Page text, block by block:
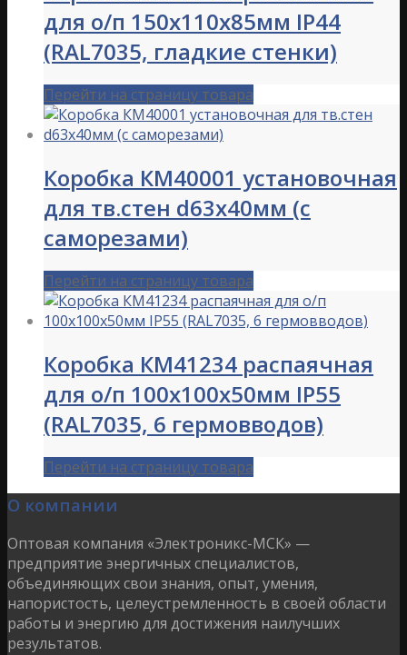
для о/п 150х110х85мм IP44
(RAL7035, гладкие стенки)
Перейти на страницу товара
Коробка КМ40001 установочная
для тв.стен d63x40мм (с
саморезами)
Перейти на страницу товара
Коробка КМ41234 распаячная
для о/п 100х100х50мм IP55
(RAL7035, 6 гермовводов)
Перейти на страницу товара
О компании
Оптовая компания «Электроникс-МСК» —
предприятие энергичных специалистов,
объединяющих свои знания, опыт, умения,
напористость, целеустремленность в своей области
работы и энергию для достижения наилучших
результатов.